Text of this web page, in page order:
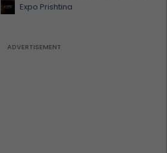
Expo Prishtina